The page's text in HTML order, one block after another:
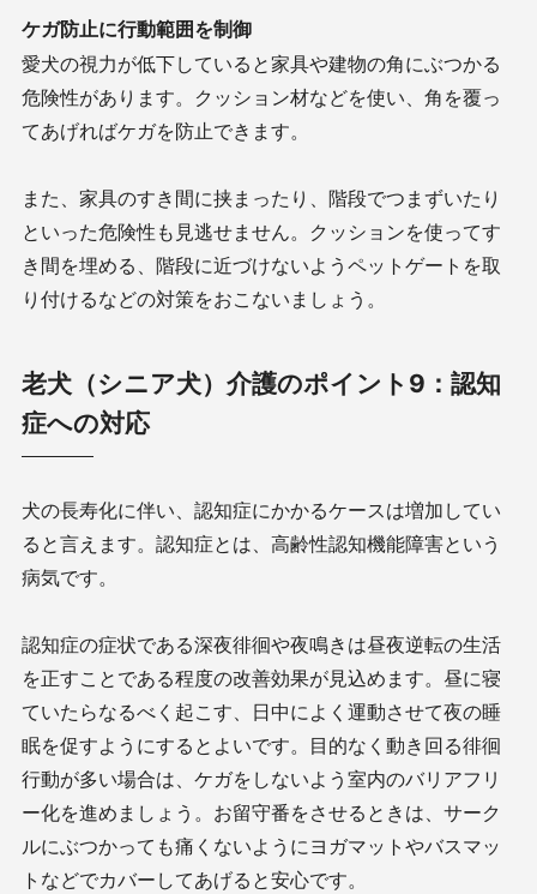
ケガ防止に行動範囲を制御
愛犬の視力が低下していると家具や建物の角にぶつかる
危険性があります。クッション材などを使い、角を覆っ
てあげればケガを防止できます。
また、家具のすき間に挟まったり、階段でつまずいたり
といった危険性も見逃せません。クッションを使ってす
き間を埋める、階段に近づけないようペットゲートを取
り付けるなどの対策をおこないましょう。
老犬（シニア犬）介護のポイント9：認知
症への対応
犬の長寿化に伴い、認知症にかかるケースは増加してい
ると言えます。認知症とは、高齢性認知機能障害という
病気です。
認知症の症状である深夜徘徊や夜鳴きは昼夜逆転の生活
を正すことである程度の改善効果が見込めます。昼に寝
ていたらなるべく起こす、日中によく運動させて夜の睡
眠を促すようにするとよいです。目的なく動き回る徘徊
行動が多い場合は、ケガをしないよう室内のバリアフリ
ー化を進めましょう。お留守番をさせるときは、サーク
ルにぶつかっても痛くないようにヨガマットやバスマッ
トなどでカバーしてあげると安心です。